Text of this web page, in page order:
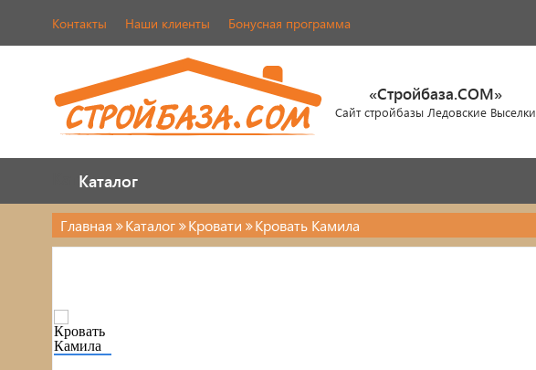
Контакты Наши клиенты Бонусная программа
«Стройбаза.COM»
Сайт стройбазы Ледовские Выселки
Каталог
Каталог
Каталог
Кровати
Главная Каталог Кровати Кровать Камила